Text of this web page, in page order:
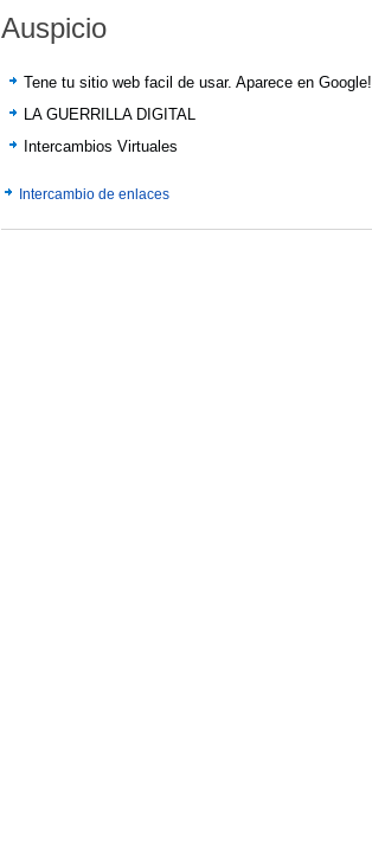
Auspicio
Tene tu sitio web facil de usar. Aparece en Google!
LA GUERRILLA DIGITAL
Intercambios Virtuales
Intercambio de enlaces